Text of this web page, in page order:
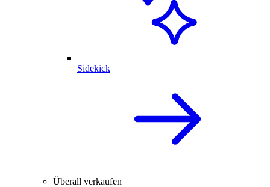
Sidekick
Überall verkaufen